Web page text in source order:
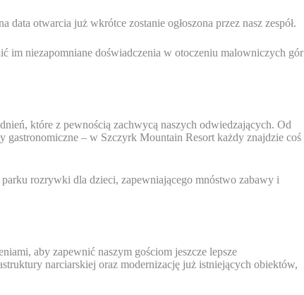
data otwarcia już wkrótce zostanie ogłoszona przez nasz zespół.
im niezapomniane doświadczenia w otoczeniu malowniczych gór
które z pewnością zachwycą naszych odwiedzających. Od
– w Szczyrk Mountain Resort każdy znajdzie coś
rozrywki dla dzieci, zapewniającego mnóstwo zabawy i
aby zapewnić naszym gościom jeszcze lepsze
narciarskiej oraz modernizację już istniejących obiektów,